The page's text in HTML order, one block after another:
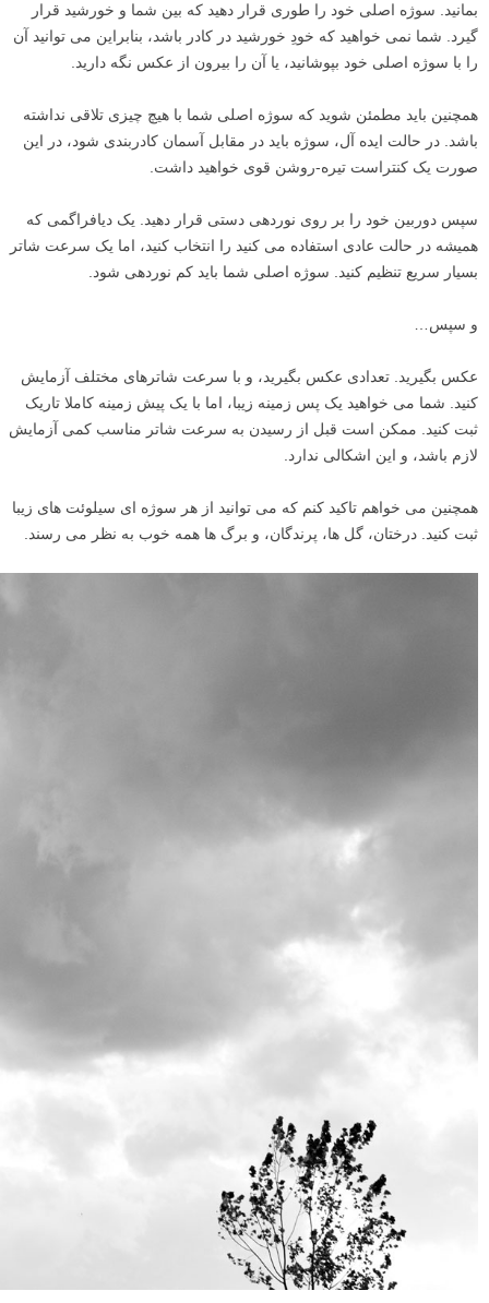
بمانید. سوژه اصلی خود را طوری قرار دهید که بین شما و خورشید قرار
گیرد. شما نمی خواهید که خودِ خورشید در کادر باشد، بنابراین می توانید آن
را با سوژه اصلی خود بپوشانید، یا آن را بیرون از عکس نگه دارید.
همچنین باید مطمئن شوید که سوژه اصلی شما با هیچ چیزی تلاقی نداشته
باشد. در حالت ایده آل، سوژه باید در مقابل آسمان کادربندی شود، در این
صورت یک کنتراست تیره-روشن قوی خواهید داشت.
سپس دوربین خود را بر روی نوردهی دستی قرار دهید. یک دیافراگمی که
همیشه در حالت عادی استفاده می کنید را انتخاب کنید، اما یک سرعت شاتر
بسیار سریع تنظیم کنید. سوژه اصلی شما باید کم نوردهی شود.
و سپس…
عکس بگیرید. تعدادی عکس بگیرید، و با سرعت شاترهای مختلف آزمایش
کنید. شما می خواهید یک پس زمینه زیبا، اما با یک پیش زمینه کاملا تاریک
ثبت کنید. ممکن است قبل از رسیدن به سرعت شاتر مناسب کمی آزمایش
لازم باشد، و این اشکالی ندارد.
همچنین می خواهم تاکید کنم که می توانید از هر سوژه ای سیلوئت های زیبا
ثبت کنید. درختان، گل ها، پرندگان، و برگ ها همه خوب به نظر می رسند.